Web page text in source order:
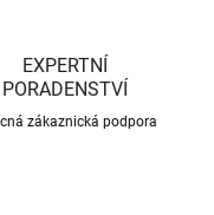
EXPERTNÍ
PORADENSTVÍ
zákaznická podpora